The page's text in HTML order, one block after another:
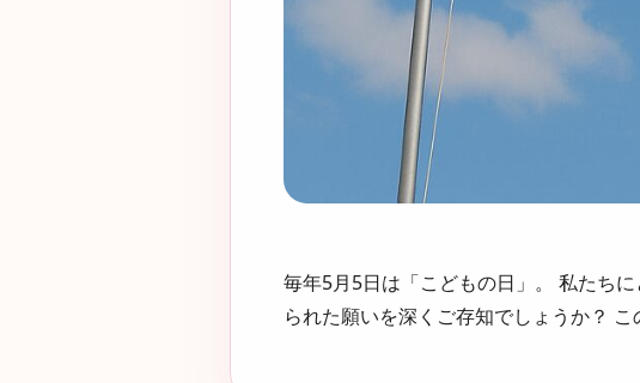
毎年5月5日は「こどもの日」。 私たち
られた願いを深くご存知でしょうか？